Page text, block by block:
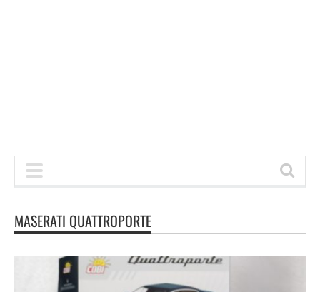
MASERATI QUATTROPORTE